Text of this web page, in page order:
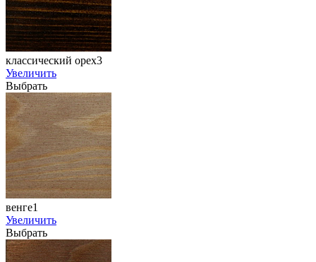
классический орех3
Увеличить
Выбрать
венге1
Увеличить
Выбрать